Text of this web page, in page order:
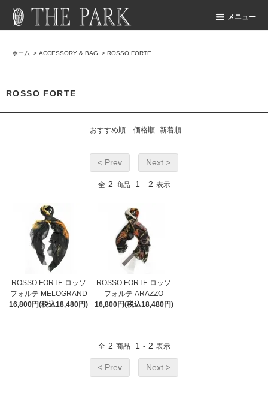
メニュー
ホーム > ACCESSORY & BAG > ROSSO FORTE
ROSSO FORTE
おすすめ順 価格順 新着順
< Prev Next >
全 2 商品 1 - 2 表示
ROSSO FORTE ロッソ
フォルテ MELOGRAND
16,800円(税込18,480円)
ROSSO FORTE ロッソ
フォルテ ARAZZO
16,800円(税込18,480円)
全 2 商品 1 - 2 表示
< Prev Next >